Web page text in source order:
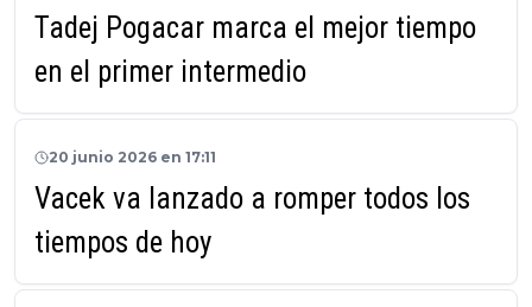
Tadej Pogacar marca el mejor tiempo
en el primer intermedio
20 junio 2026 en 17:11
Vacek va lanzado a romper todos los
tiempos de hoy